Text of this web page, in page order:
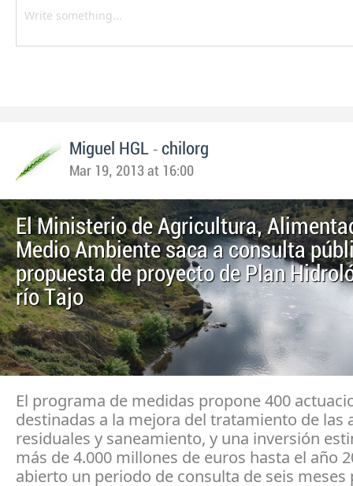
Miguel HGL - chilorg
Mar 19, 2013 at 16:00
El Ministerio de Agricultura,
Medio Ambiente saca a consulta
propuesta de proyecto de Plan
río Tajo
El programa de medidas propone 400
destinadas a la mejora del tratamiento de las
residuales y saneamiento, y una inversión
más de 4.000 millones de euros hasta el año
abierto un periodo de consulta de seis meses